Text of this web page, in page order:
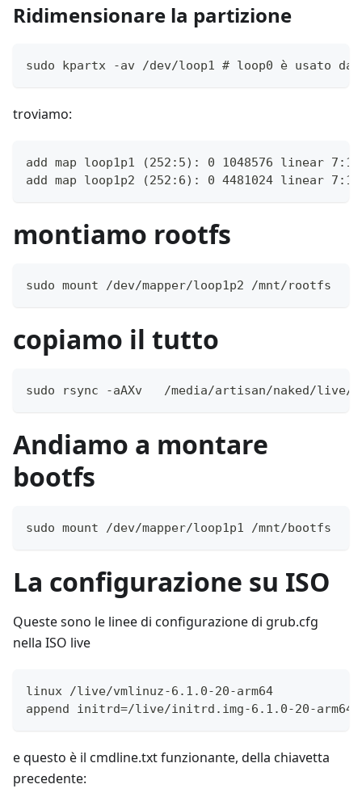
Ridimensionare la partizione
sudo kpartx -av /dev/loop1 # loop0 è usato
troviamo:
add map loop1p1 (252:5): 0 1048576 linear 7:1
add map loop1p2 (252:6): 0 4481024 linear 7:1
montiamo rootfs
sudo mount /dev/mapper/loop1p2 /mnt/rootfs
copiamo il tutto
sudo rsync -aAXv   /media/artisan/naked/
Andiamo a montare
bootfs
sudo mount /dev/mapper/loop1p1 /mnt/bootfs
La configurazione su ISO
Queste sono le linee di configurazione di grub.cfg
nella ISO live
linux /live/vmlinuz-6.1.0-20-arm64
append initrd=/live/initrd.img-6.1.0-20-arm64
e questo è il cmdline.txt funzionante, della chiavetta
precedente: